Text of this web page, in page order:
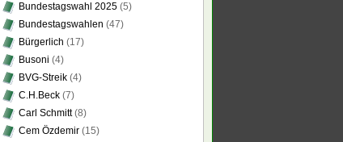
Bundestagswahl 2025 (5)
Bundestagswahlen (47)
Bürgerlich (17)
Busoni (4)
BVG-Streik (4)
C.H.Beck (7)
Carl Schmitt(8)
Cem Özdemir (15)